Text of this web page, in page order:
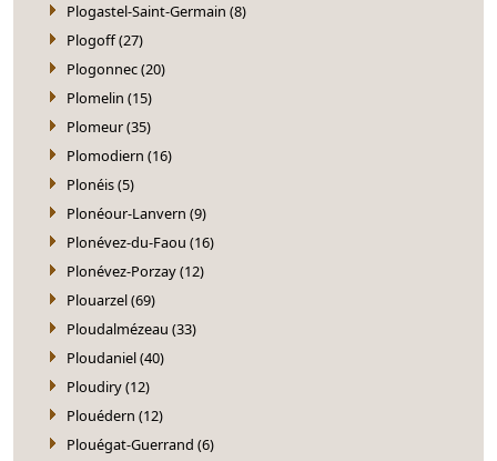
Plogastel-Saint-Germain (8)
Plogoff (27)
Plogonnec (20)
Plomelin (15)
Plomeur (35)
Plomodiern (16)
Plonéis (5)
Plonéour-Lanvern (9)
Plonévez-du-Faou (16)
Plonévez-Porzay (12)
Plouarzel (69)
Ploudalmézeau (33)
Ploudaniel (40)
Ploudiry (12)
Plouédern (12)
Plouégat-Guerrand (6)